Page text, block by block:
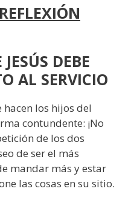
DEBE
AL SERVICIO
hacen los hijos del
contundente: ¡No
de los dos
de ser el más
mandar más y estar
las cosas en su sitio.